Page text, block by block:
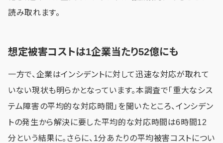
読み取れます。
想定被害コストは1企業当たり52億にも
一方で、企業はインシデントに対して迅速な対応が取れて
いない現状も明らかとなっています。本調査で「重大なシス
テム障害の平均的な対応時間」を聞いたところ、インシデン
トの発生から解決に要した平均的な対応時間は6時間12
分という結果に。さらに、1分あたりの平均被害コストについ